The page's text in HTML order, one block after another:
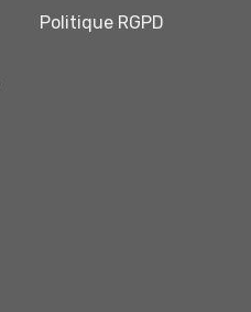
Politique RGPD